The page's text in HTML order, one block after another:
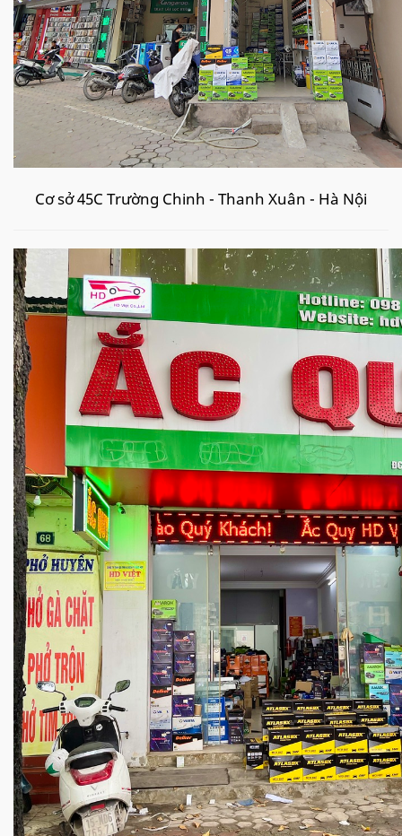
Cơ sở 45C Trường Chinh - Thanh Xuân - Hà Nội